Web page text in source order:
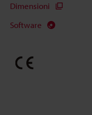
Dimensioni
Software